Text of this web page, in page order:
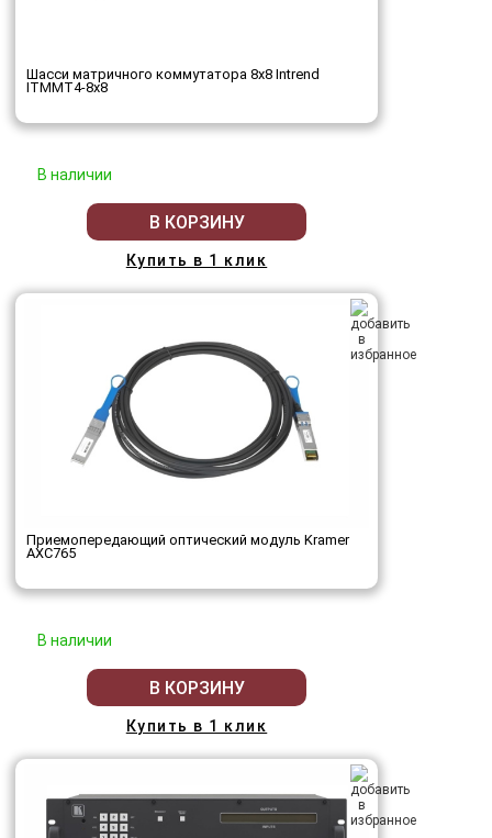
Шасси матричного коммутатора 8x8 Intrend
ITMMT4-8x8
В наличии
В КОРЗИНУ
Купить в 1 клик
Приемопередающий оптический модуль Kramer
AXC765
В наличии
В КОРЗИНУ
Купить в 1 клик